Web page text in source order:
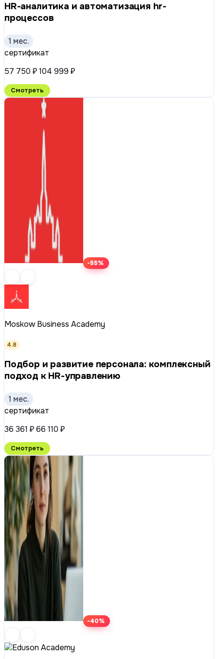
HR-аналитика и автоматизация hr-
процессов
1 мес.
сертификат
57 750 ₽104 999 ₽
Смотреть
-55%
Moskow Business Academy
4.8
Подбор и развитие персонала: комплексный
подход к HR-управлению
1 мес.
сертификат
36 361 ₽66 110 ₽
Смотреть
-40%